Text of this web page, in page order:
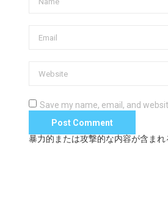
Save my name, email, and
暴力的または攻撃的な内容が含ま